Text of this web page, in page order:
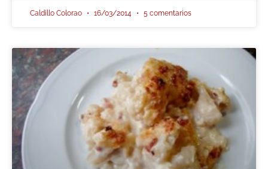
Caldillo Colorao 16/03/2014 5 comentarios